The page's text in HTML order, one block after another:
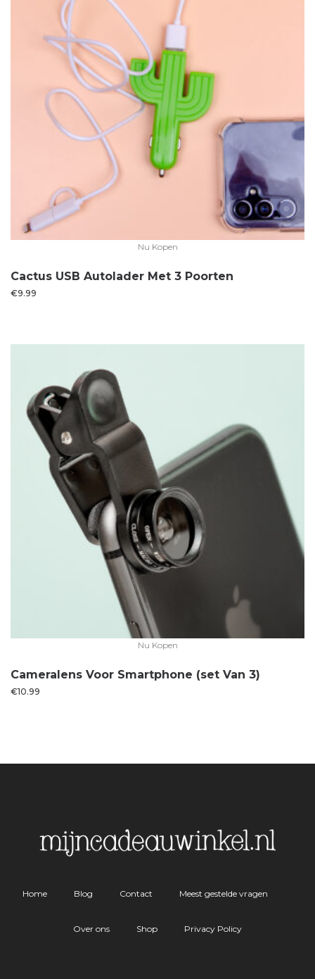
Nu Kopen
Cactus USB Autolader Met 3 Poorten
€9.99
Nu Kopen
Cameralens Voor Smartphone (set Van 3)
€10.99
Home Blog Contact Meest gestelde vragen
Over ons Shop Privacy Policy